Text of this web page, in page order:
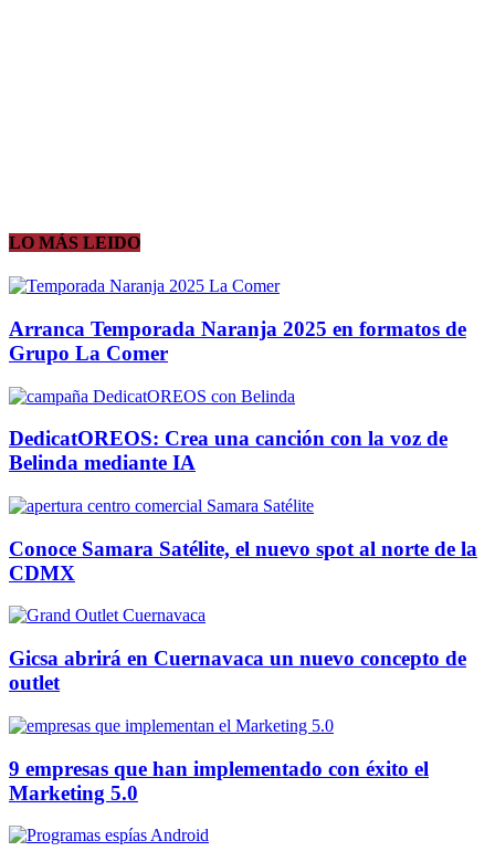
LO MÁS LEIDO
Arranca Temporada Naranja 2025 en formatos de
Grupo La Comer
DedicatOREOS: Crea una canción con la voz de
Belinda mediante IA
Conoce Samara Satélite, el nuevo spot al norte de la
CDMX
Gicsa abrirá en Cuernavaca un nuevo concepto de
outlet
9 empresas que han implementado con éxito el
Marketing 5.0